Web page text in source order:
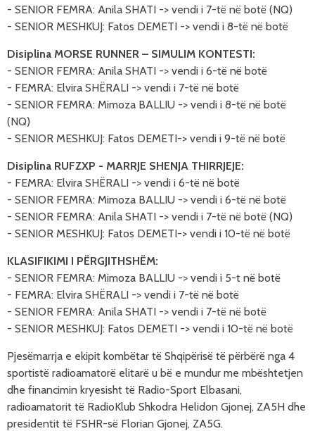
- SENIOR FEMRA: Anila SHATI -> vendi i 7-të në botë (NQ)
- SENIOR MESHKUJ: Fatos DEMETI -> vendi i 8-të në botë
Disiplina MORSE RUNNER – SIMULIM KONTESTI:
- SENIOR FEMRA: Anila SHATI -> vendi i 6-të në botë
- FEMRA: Elvira SHËRALI -> vendi i 7-të në botë
- SENIOR FEMRA: Mimoza BALLIU -> vendi i 8-të në botë
(NQ)
- SENIOR MESHKUJ: Fatos DEMETI-> vendi i 9-të në botë
Disiplina RUFZXP - MARRJE SHENJA THIRRJEJE:
- FEMRA: Elvira SHËRALI -> vendi i 6-të në botë
- SENIOR FEMRA: Mimoza BALLIU -> vendi i 6-të në botë
- SENIOR FEMRA: Anila SHATI -> vendi i 7-të në botë (NQ)
- SENIOR MESHKUJ: Fatos DEMETI-> vendi i 10-të në botë
KLASIFIKIMI I PËRGJITHSHËM:
- SENIOR FEMRA: Mimoza BALLIU -> vendi i 5-t në botë
- FEMRA: Elvira SHËRALI -> vendi i 7-të në botë
- SENIOR FEMRA: Anila SHATI -> vendi i 7-të në botë
- SENIOR MESHKUJ: Fatos DEMETI -> vendi i 10-të në botë
Pjesëmarrja e ekipit kombëtar të Shqipërisë të përbërë nga 4
sportistë radioamatorë elitarë u bë e mundur me mbështetjen
dhe financimin kryesisht të Radio-Sport Elbasani,
radioamatorit të RadioKlub Shkodra Helidon Gjonej, ZA5H dhe
presidentit të FSHR-së Florian Gjonej, ZA5G.